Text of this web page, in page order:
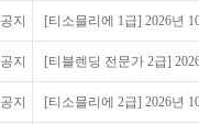
공지 [티소믈리에 1급] 2026년
공지 [티블렌딩 전문가 2급]
공지 [티소믈리에 2급] 2026년